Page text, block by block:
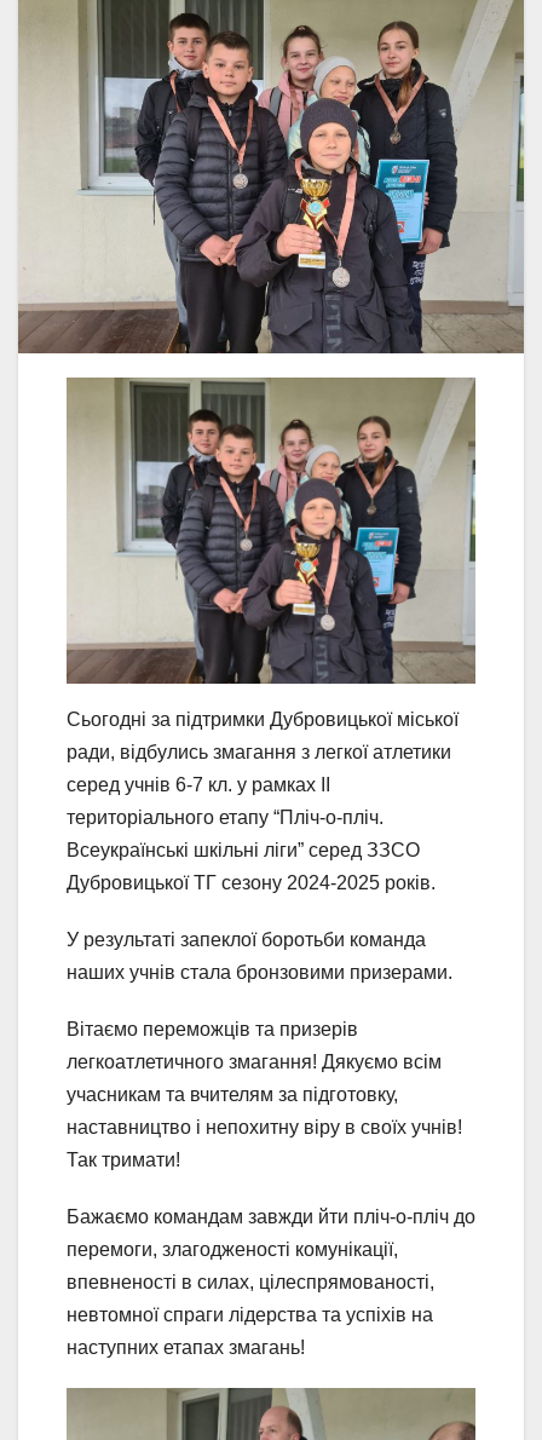
Сьогодні за підтримки Дубровицької міської
ради, відбулись змагання з легкої атлетики
серед учнів 6-7 кл. у рамках ІІ
територіального етапу “Пліч-о-пліч.
Всеукраїнські шкільні ліги” серед ЗЗСО
Дубровицької ТГ сезону 2024-2025 років.
У результаті запеклої боротьби команда
наших учнів стала бронзовими призерами.
Вітаємо переможців та призерів
легкоатлетичного змагання! Дякуємо всім
учасникам та вчителям за підготовку,
наставництво і непохитну віру в своїх учнів!
Так тримати!
Бажаємо командам завжди йти пліч-о-пліч до
перемоги, злагодженості комунікації,
впевненості в силах, цілеспрямованості,
невтомної спраги лідерства та успіхів на
наступних етапах змагань!